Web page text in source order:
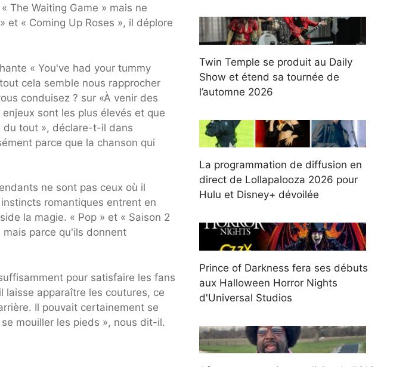
The Waiting Game » mais ne
et « Coming Up Roses », il déplore
« You've had your tummy
cela semble nous rapprocher
conduisez ? sur «À venir des
sont les plus élevés et que
du tout », déclare-t-il dans
parce que la chanson qui
ne sont pas ceux où il
romantiques entrent en
la magie. « Pop » et « Saison 2
parce qu'ils donnent
pour satisfaire les fans
apparaître les coutures, ce
Il pouvait certainement se
mouiller les pieds », nous dit-il.
Twin Temple se produit au Daily
Show et étend sa tournée de
l’automne 2026
La programmation de diffusion en
direct de Lollapalooza 2026 pour
Hulu et Disney+ dévoilée
Prince of Darkness fera ses débuts
aux Halloween Horror Nights
d'Universal Studios